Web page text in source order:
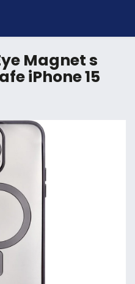
Magnet s
iPhone 15